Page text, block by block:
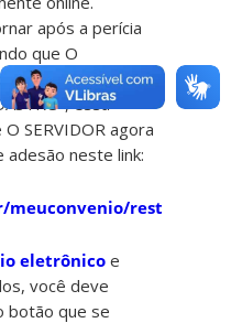
após a perícia
que O
documentos
essa
SERVIDOR agora
neste link:
meuconvenio/restrito/
eletrônico e
você deve
botão que se